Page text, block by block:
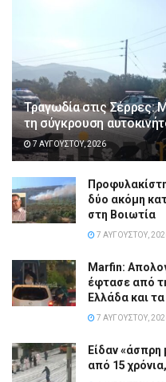
Τραγωδία στις Σέρρες:
τη σύγκρουση
7 ΑΥΓΟΎΣΤΟΥ, 2026
δύο ακόμη
στη Βοιωτία
7 ΑΥΓΟΎΣΤΟΥ,
Marfin:
έφτασε από
Ελλάδα και
7 ΑΥΓΟΎΣΤΟΥ,
Είδαν
από 15